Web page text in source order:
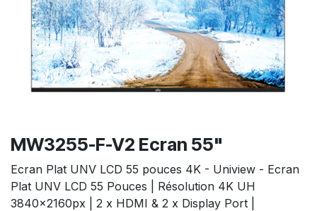
MW3255-F-V2 Ecran 55"
Ecran Plat UNV LCD 55 pouces 4K - Uniview - Ecran
Plat UNV LCD 55 Pouces | Résolution 4K UH
3840x2160px | 2 x HDMI & 2 x Display Port |